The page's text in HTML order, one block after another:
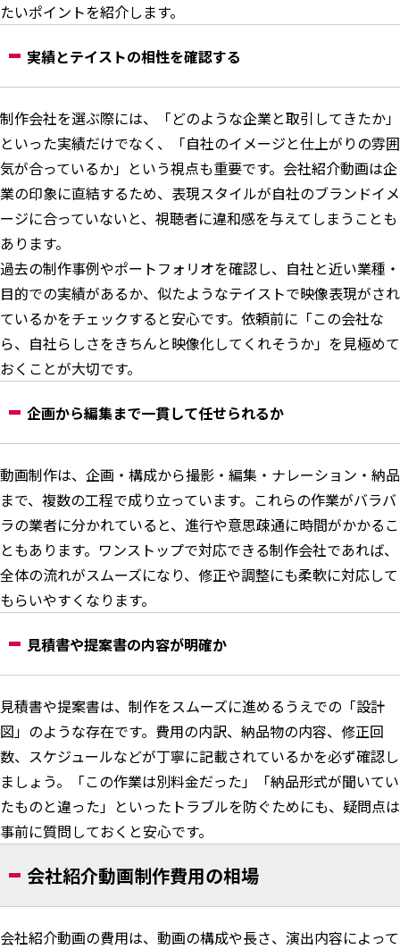
たいポイントを紹介します。
実績とテイストの相性を確認する
制作会社を選ぶ際には、「どのような企業と取引してきたか」
といった実績だけでなく、「自社のイメージと仕上がりの雰囲
気が合っているか」という視点も重要です。会社紹介動画は企
業の印象に直結するため、表現スタイルが自社のブランドイメ
ージに合っていないと、視聴者に違和感を与えてしまうことも
あります。
過去の制作事例やポートフォリオを確認し、自社と近い業種・
目的での実績があるか、似たようなテイストで映像表現がされ
ているかをチェックすると安心です。依頼前に「この会社な
ら、自社らしさをきちんと映像化してくれそうか」を見極めて
おくことが大切です。
企画から編集まで一貫して任せられるか
動画制作は、企画・構成から撮影・編集・ナレーション・納品
まで、複数の工程で成り立っています。これらの作業がバラバ
ラの業者に分かれていると、進行や意思疎通に時間がかかるこ
ともあります。ワンストップで対応できる制作会社であれば、
全体の流れがスムーズになり、修正や調整にも柔軟に対応して
もらいやすくなります。
見積書や提案書の内容が明確か
見積書や提案書は、制作をスムーズに進めるうえでの「設計
図」のような存在です。費用の内訳、納品物の内容、修正回
数、スケジュールなどが丁寧に記載されているかを必ず確認し
ましょう。「この作業は別料金だった」「納品形式が聞いてい
たものと違った」といったトラブルを防ぐためにも、疑問点は
事前に質問しておくと安心です。
会社紹介動画制作費用の相場
会社紹介動画の費用は、動画の構成や長さ、演出内容によって